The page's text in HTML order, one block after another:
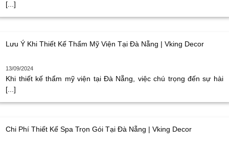
[...]
Lưu Ý Khi Thiết Kế Thẩm Mỹ Viện Tại Đà Nẵng | Vking Decor
13/09/2024
Khi thiết kế thẩm mỹ viện tại Đà Nẵng, việc chú trọng đến sự hài
[...]
Chi Phí Thiết Kế Spa Trọn Gói Tại Đà Nẵng | Vking Decor